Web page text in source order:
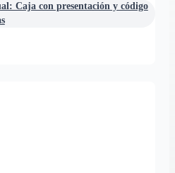
Caja con presentación y código